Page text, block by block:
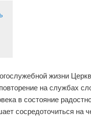
жизни
на службах
в состояние
сосредоточиться на